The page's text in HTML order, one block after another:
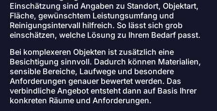
Einschätzung sind Angaben zu Standort, Objektart,
Fläche, gewünschtem Leistungsumfang und
Reinigungsintervall hilfreich. So lässt sich grob
einschätzen, welche Lösung zu Ihrem Bedarf passt.
Bei komplexeren Objekten ist zusätzlich eine
Besichtigung sinnvoll. Dadurch können Materialien,
sensible Bereiche, Laufwege und besondere
Anforderungen genauer bewertet werden. Das
verbindliche Angebot entsteht dann auf Basis Ihrer
konkreten Räume und Anforderungen.